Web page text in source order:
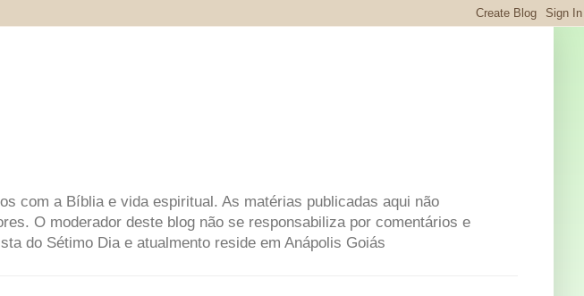
com a Bíblia e vida espiritual. As matérias publicadas aqui não
O moderador deste blog não se responsabiliza por comentários e
do Sétimo Dia e atualmento reside em Anápolis Goiás